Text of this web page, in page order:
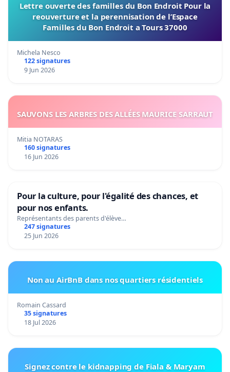
Lettre ouverte des familles du Bon Endroit Pour la
reouverture et la perennisation de l’Espace
Familles du Bon Endroit a Tours 37000
Michela Nesco
122 signatures
9 Jun 2026
SAUVONS LES ARBRES DES ALLÉES MAURICE SARRAUT
Mitia NOTARAS
160 signatures
16 Jun 2026
Pour la culture, pour l'égalité des chances, et
pour nos enfants.
Représentants des parents d'élève…
247 signatures
25 Jun 2026
Non au AirBnB dans nos quartiers résidentiels
Romain Cassard
35 signatures
18 Jul 2026
Signez contre le kidnapping de Fiala & Maryam